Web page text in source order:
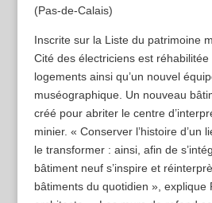
(Pas-de-Calais)
Inscrite sur la Liste du patrimoine
Cité des électriciens est
logements ainsi qu’un nouvel
muséographique. Un nouveau
créé pour abriter le centre
minier. « Conserver l’histoire d’un
le transformer : ainsi, afin de
bâtiment neuf s’inspire et
bâtiments du quotidien », explique